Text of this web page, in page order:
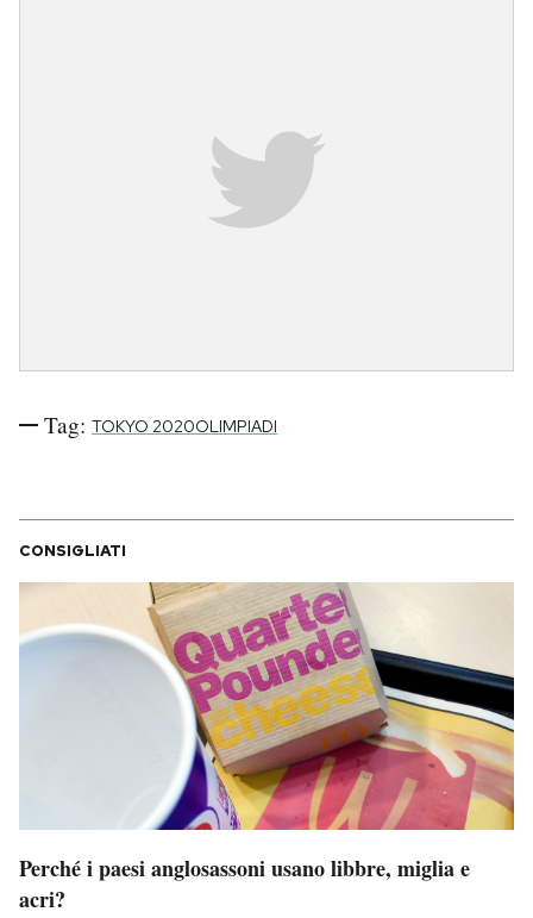
Tag: TOKYO 2020OLIMPIADI
CONSIGLIATI
Perché i paesi anglosassoni usano libbre, miglia e
acri?